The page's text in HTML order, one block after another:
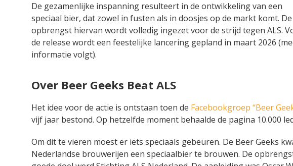
De gezamenlijke inspanning resulteert in de ontwikkeling van een
speciaal bier, dat zowel in fusten als in doosjes op de markt komt. De
opbrengst hiervan wordt volledig ingezet voor de strijd tegen ALS.
de release wordt een feestelijke lancering gepland in maart 2026
informatie volgt).
Over Beer Geeks Beat ALS
Het idee voor de actie is ontstaan toen de Facebookgroep “Beer
vijf jaar bestond. Op hetzelfde moment behaalde de pagina 10.000
Om dit te vieren moest er iets speciaals gebeuren. De Beer Geeks
Nederlandse brouwerijen een speciaalbier te brouwen. De